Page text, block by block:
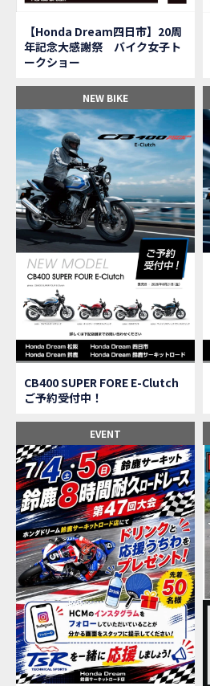
【Honda Dream四日市】20周
年記念大感謝祭 バイク女子ト
ークショー
NEW BIKE
CB400 SUPER FORE E-Clutch
ご予約受付中！
EVENT